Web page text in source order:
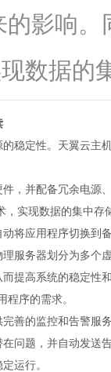
影响
数据的
稳定性。天翼云主
，并配备冗余电源
实现数据的集中
将应用程序切换到
服务器划分为多个
提高系统的稳定
序的需求。
善的监控和告警
问题，并自动发送
运行。